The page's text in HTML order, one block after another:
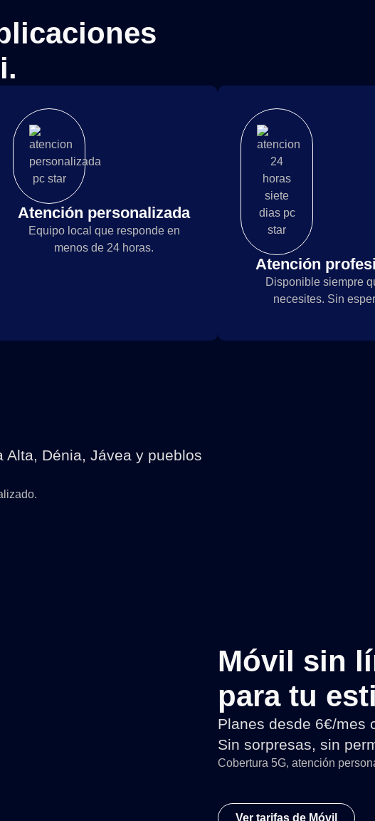
Atención personalizada
Equipo local que responde en
menos de 24 horas.
Atención
Disponible siempre
necesites. Sin
Alta, Dénia, Jávea y pueblos
Móvil sin
para tu
Planes desde 6€/mes
Sin sorpresas, sin
Cobertura 5G, atención
Ver tarifas de Móvil